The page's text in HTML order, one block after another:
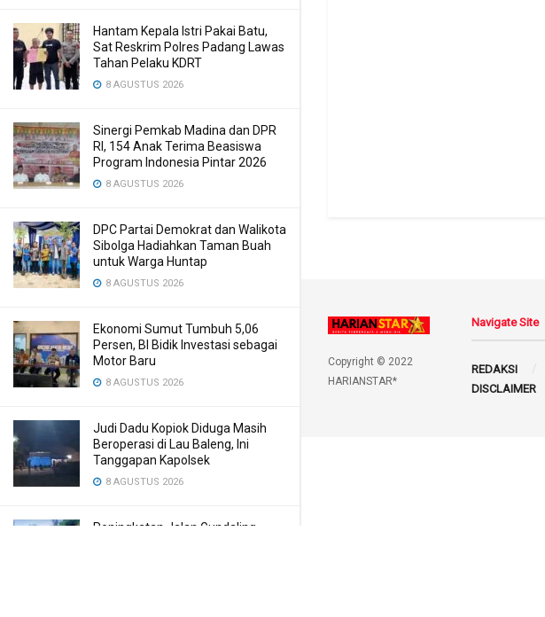
Hantam Kepala Istri Pakai Batu,
Sat Reskrim Polres Padang Lawas
Tahan Pelaku KDRT
8 AGUSTUS 2026
Sinergi Pemkab Madina dan DPR
RI, 154 Anak Terima Beasiswa
Program Indonesia Pintar 2026
8 AGUSTUS 2026
DPC Partai Demokrat dan Walikota
Sibolga Hadiahkan Taman Buah
untuk Warga Huntap
8 AGUSTUS 2026
Ekonomi Sumut Tumbuh 5,06
Persen, BI Bidik Investasi sebagai
Motor Baru
8 AGUSTUS 2026
Judi Dadu Kopiok Diduga Masih
Beroperasi di Lau Baleng, Ini
Tanggapan Kapolsek
8 AGUSTUS 2026
Peningkatan Jalan Gundaling
Copyright © 2022
HARIANSTAR*
Navigate Site
REDAKSI
DISCLAIMER